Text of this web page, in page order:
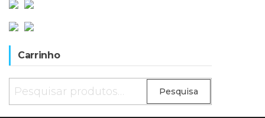
Carrinho
Pesquisar
por:
Pesquisa